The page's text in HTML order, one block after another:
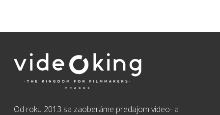
Od roku 2013 sa zaoberáme predajom video- a